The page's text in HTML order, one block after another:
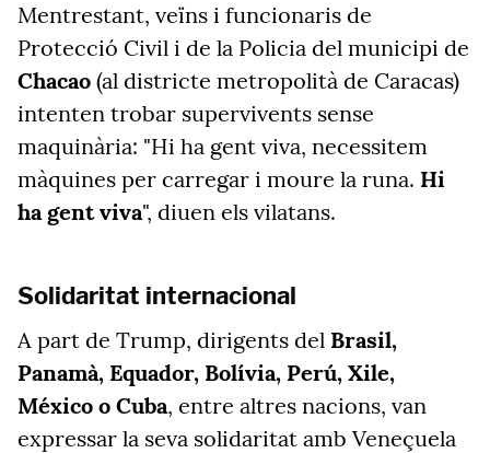
Mentrestant, veïns i funcionaris de
Protecció Civil i de la Policia del municipi de
Chacao (al districte metropolità de Caracas)
intenten trobar supervivents sense
maquinària: "Hi ha gent viva, necessitem
màquines per carregar i moure la runa. Hi
ha gent viva", diuen els vilatans.
Solidaritat internacional
A part de Trump, dirigents del Brasil,
Panamà, Equador, Bolívia, Perú, Xile,
México o Cuba, entre altres nacions, van
expressar la seva solidaritat amb Veneçuela